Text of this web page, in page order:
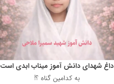
داغ شهدای دانش آموز میناب ابدی است
به كدامین گناه ؟!